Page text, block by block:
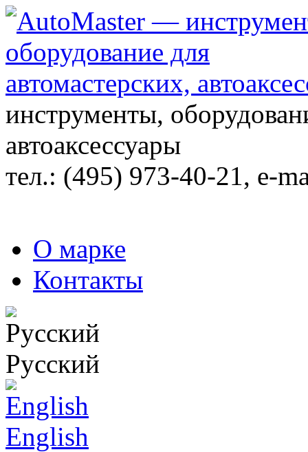
инструменты,
автоаксессуары
тел.: (495) 973-40-21, e-
О марке
Контакты
Русский
English